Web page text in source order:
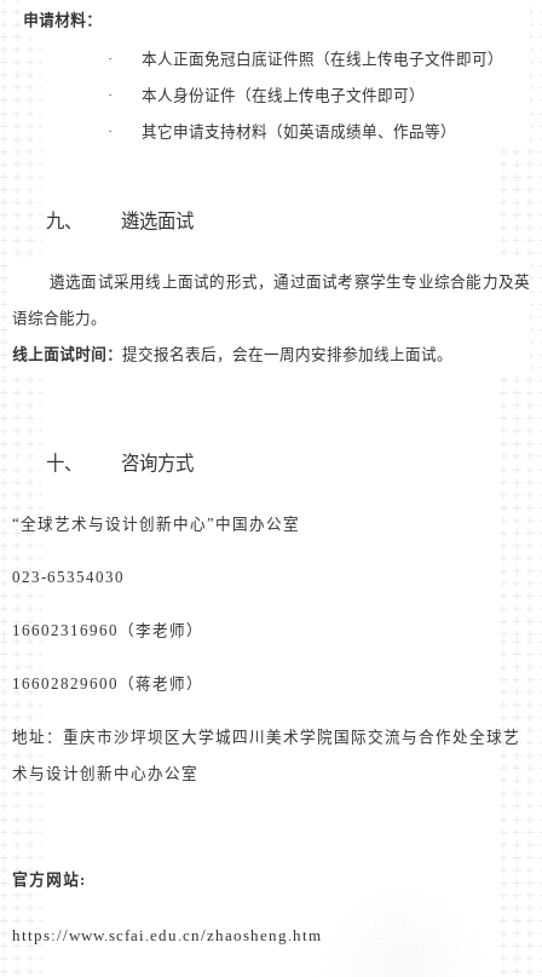
申请材料：
· 本人正面免冠白底证件照（在线上传电子文件即可）
· 本人身份证件（在线上传电子文件即可）
· 其它申请支持材料（如英语成绩单、作品等）
九、 遴选面试
遴选面试采用线上面试的形式，通过面试考察学生专业综合能力及英
语综合能力。
线上面试时间： 提交报名表后，会在一周内安排参加线上面试。
十、 咨询方式
“全球艺术与设计创新中心” 中国办公室
023-65354030
16602316960 （李老师）
16602829600 （蒋老师）
地址：重庆市沙坪坝区大学城四川美术学院国际交流与合作处全球艺
术与设计创新中心办公室
官方网站:
https://www.scfai.edu.cn/zhaosheng.htm